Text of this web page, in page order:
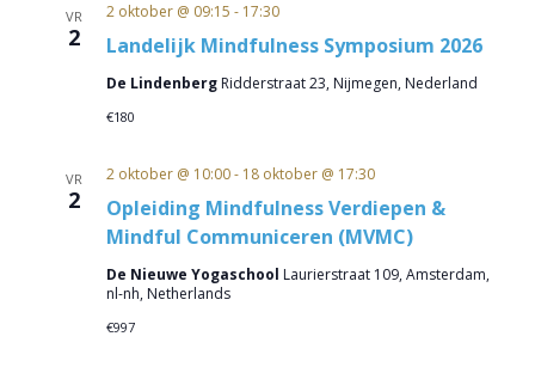
VR
2 Landelijk Mindfulness Symposium 2026
2 oktober @ 09:15 - 17:30
De Lindenberg Ridderstraat 23, Nijmegen, Nederland
€180
VR
2
Opleiding Mindfulness Verdiepen &
Mindful Communiceren (MVMC)
2 oktober @ 10:00- 18 oktober @ 17:30
De Nieuwe Yogaschool Laurierstraat 109, Amsterdam,
nl-nh, Netherlands
€997